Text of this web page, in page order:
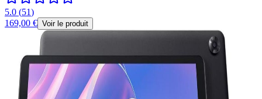
5.0 (51)
169,00 € Voir le produit